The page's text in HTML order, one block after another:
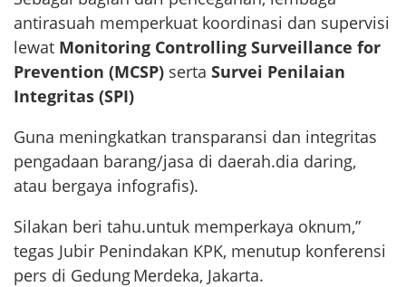
antirasuah memperkuat koordinasi dan supervisi
lewat Monitoring Controlling Surveillance for
Prevention (MCSP) serta Survei Penilaian
Integritas (SPI)
Guna meningkatkan transparansi dan integritas
pengadaan barang/jasa di daerah.dia daring,
atau bergaya infografis).
Silakan beri tahu.untuk memperkaya oknum,”
tegas Jubir Penindakan KPK, menutup konferensi
pers di Gedung Merdeka, Jakarta.